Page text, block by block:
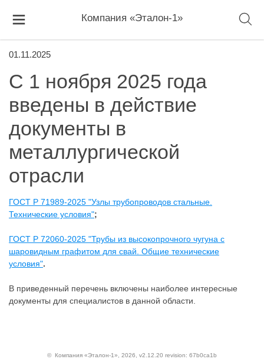
Компания «Эталон-1»
01.11.2025
С 1 ноября 2025 года
введены в действие
документы в
металлургической
отрасли
ГОСТ Р 71989-2025 "Узлы трубопроводов стальные.
Технические условия";
ГОСТ Р 72060-2025 "Трубы из высокопрочного чугуна с
шаровидным графитом для свай. Общие технические
условия".
В приведенный перечень включены наиболее интересные
документы для специалистов в данной области.
© Компания «Эталон-1» , 2026, v2.12.20 revision: 67b0ca1b